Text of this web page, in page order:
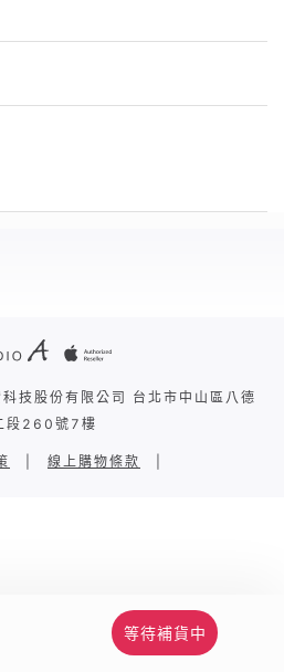
等待補貨中
股份有限公司 台北市中山區八德
段260號7樓
線上購物條款